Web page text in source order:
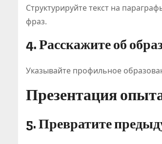
Структурируйте текст на
фраз.
4. Расскажите об
Указывайте профильное
Презентация
5. Превратите